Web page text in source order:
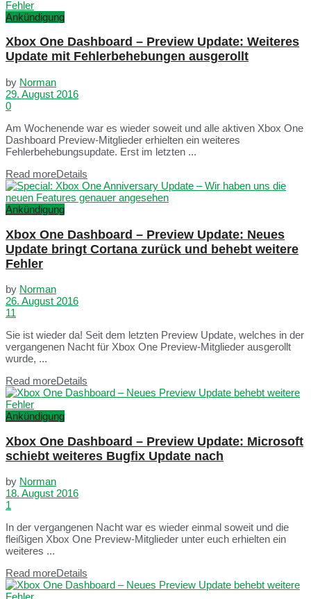
Ankündigung
Xbox One Dashboard – Preview Update: Weiteres
Update mit Fehlerbehebungen ausgerollt
by Norman
29. August 2016
0
Am Wochenende war es wieder soweit und alle aktiven Xbox One
Dashboard Preview-Mitglieder erhielten ein weiteres
Fehlerbehebungsupdate. Erst im letzten ...
Read moreDetails
Ankündigung
Xbox One Dashboard – Preview Update: Neues
Update bringt Cortana zurück und behebt weitere
Fehler
by Norman
26. August 2016
11
Sie ist wieder da! Seit dem letzten Preview Update, welches in der
vergangenen Nacht für Xbox One Preview-Mitglieder ausgerollt
wurde, ...
Read moreDetails
Ankündigung
Xbox One Dashboard – Preview Update: Microsoft
schiebt weiteres Bugfix Update nach
by Norman
18. August 2016
1
In der vergangenen Nacht war es wieder einmal soweit und die
fleißigen Xbox One Preview-Mitglieder unter euch erhielten ein
weiteres ...
Read moreDetails